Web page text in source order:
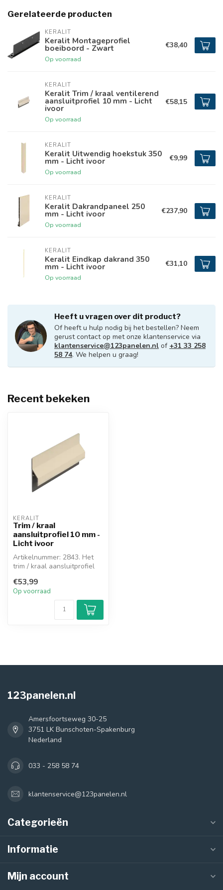
Gerelateerde producten
KERALIT
Keralit Montageprofiel
boeiboord - Zwart
Op voorraad
€38,40
KERALIT
Keralit Trim / kraal ventilerend
aansluitprofiel 10 mm - Licht
ivoor
Op voorraad
€58,15
KERALIT
Keralit Uitwendig hoekstuk 350
mm - Licht ivoor
Op voorraad
€9,99
KERALIT
Keralit Dakrandpaneel 250
mm - Licht ivoor
Op voorraad
€237,90
KERALIT
Keralit Eindkap dakrand 350
mm - Licht ivoor
Op voorraad
€31,10
Heeft u vragen over dit product?
Of heeft u hulp nodig bij het bestellen? Neem
gerust contact op met onze klantenservice via
klantenservice@123panelen.nl of +31 33 258
58 74. We helpen u graag!
Recent bekeken
KERALIT
Trim / kraal
aansluitprofiel 10 mm -
Licht ivoor
Artikelnummer: 2843. Het
trim / kraal aansluitprofiel
gee...
€53,99
Op voorraad
123panelen.nl
Amersfoortseweg 30-25
3751 LK Bunschoten-Spakenburg
Nederland
033 - 258 58 74
klantenservice@123panelen.nl
Categorieën
Informatie
Mijn account